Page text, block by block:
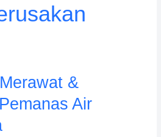
&
Air